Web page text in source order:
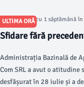
ULTIMA ORĂ
Articol postat cu 1 săptămână
Sfidare fără
conformează. A
Administrația Bazinală de
Com SRL a avut o
desfășurat în 28 iulie și a